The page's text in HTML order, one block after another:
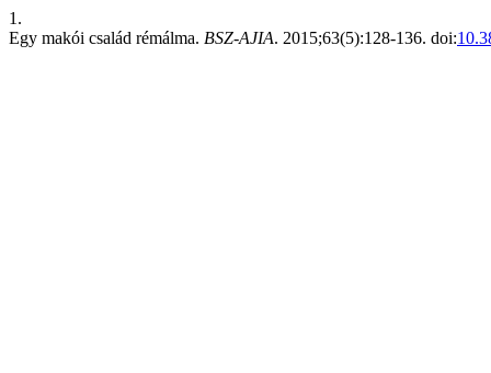
1.
Egy makói család rémálma. BSZ-AJIA. 2015;63(5):128-136. doi: